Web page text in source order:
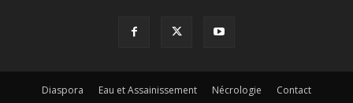
Diaspora Eau et Assainissement Nécrologie Contact